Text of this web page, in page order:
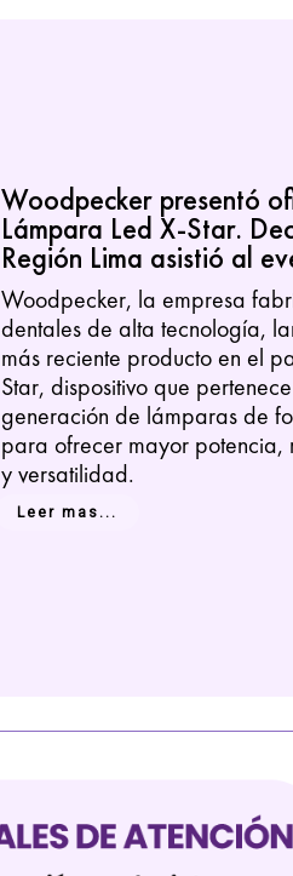
Woodpecker presentó
Lámpara Led X-Star.
Región Lima asistió al
Woodpecker, la empresa
dentales de alta tecnología,
más reciente producto en el
Star, dispositivo que
generación de lámparas de
para ofrecer mayor potencia,
y versatilidad.
Leer mas...